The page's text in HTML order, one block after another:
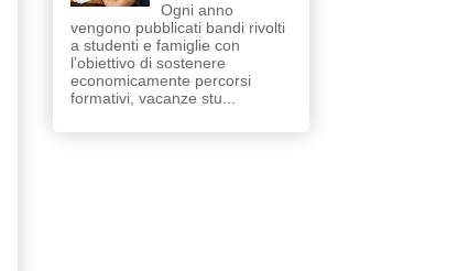
Ogni anno
vengono pubblicati bandi rivolti
a studenti e famiglie con
l’obiettivo di sostenere
economicamente percorsi
formativi, vacanze stu...